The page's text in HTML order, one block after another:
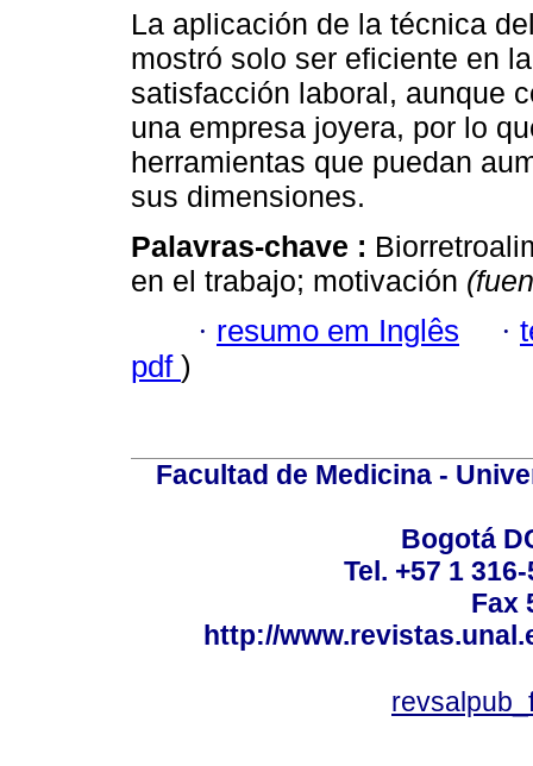
La aplicación de la técnica
mostró solo ser eficiente en
satisfacción laboral, aunque
una empresa joyera, por lo
herramientas que puedan
sus dimensiones.
Palavras-chave :
en el trabajo; motivación
· resumo em Inglês ·
pdf )
Facultad de Medicina -
Bogotá
Tel. +57 1
Fax
http://